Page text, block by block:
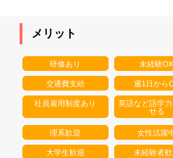
メリット
研修あり 未経験OK
交通費支給 週1日から
社員雇用制度あり
英語など語学
せる
理系歓迎 女性活躍
大学生歓迎 未経験者歓